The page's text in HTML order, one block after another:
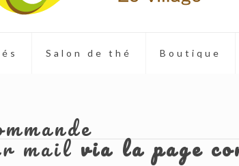
Salon de thé Boutique
mailvia la page